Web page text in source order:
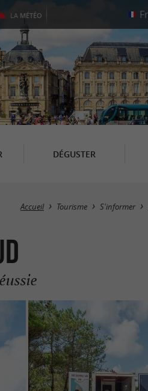
LA MÉTÉO
DÉGUSTER
Accueil Tourisme S'informer